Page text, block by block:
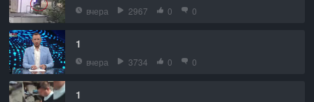
вчера 2967 0 0
1
вчера 3734 0 0
1